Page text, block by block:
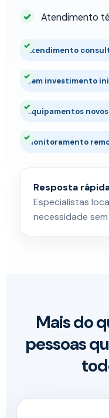
Atendimento
Atendimento
Sem investimento
Equipamentos novos
Monitoramento
Resposta
Especialistas
necessidade
Mais do
pessoas